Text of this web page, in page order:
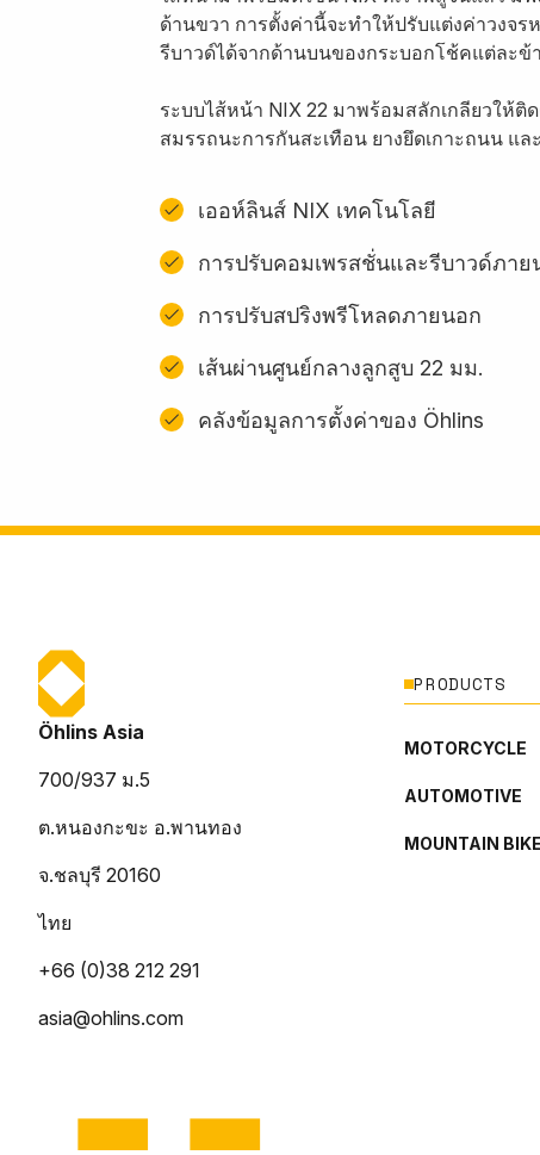
ด้านขวา การตั้งค่านี้จะทำให้ปรับแต่งค่าวงจ
รีบาวด์ได้จากด้านบนของกระบอกโช้คแต่ละข้
ระบบไส้หน้า NIX 22 มาพร้อมสลักเกลียวให้
สมรรถนะการกันสะเทือน ยางยึดเกาะถนน แ
เออห์ลินส์ NIX เทคโนโลยี
การปรับคอมเพรสชั่นและรีบาวด์ภาย
การปรับสปริงพรีโหลดภายนอก
เส้นผ่านศูนย์กลางลูกสูบ 22 มม.
คลังข้อมูลการตั้งค่าของ Öhlins
Öhlins Asia
700/937 ม.5
ต.หนองกะขะ อ.พานทอง
จ.ชลบุรี 20160
ไทย
+66 (0)38 212 291
asia@ohlins.com
PRODUCTS
MOTORCYCLE
AUTOMOTIVE
MOUNTAIN BIKE